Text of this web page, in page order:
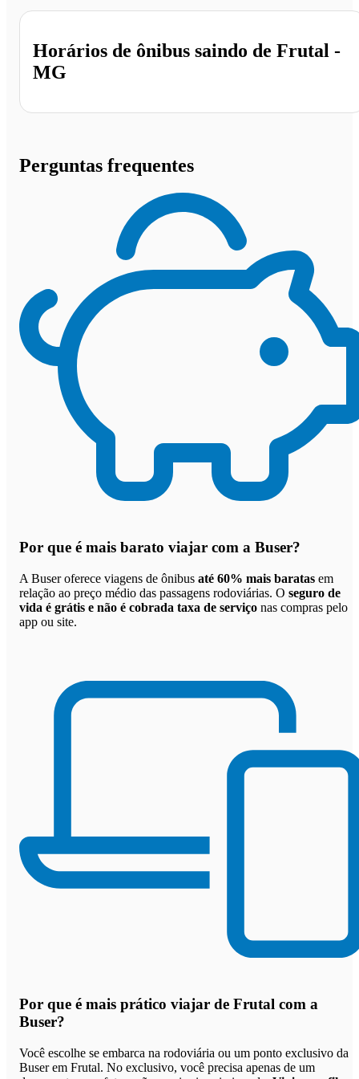
Horários de ônibus saindo de Frutal -
MG
Perguntas frequentes
Por que é mais barato viajar com a Buser?
A Buser oferece viagens de ônibus até 60% mais baratas em
relação ao preço médio das passagens rodoviárias. O seguro de
vida é grátis e não é cobrada taxa de serviço nas compras pelo
app ou site.
Por que é mais prático viajar de Frutal com a
Buser?
Você escolhe se embarca na rodoviária ou um ponto exclusivo da
Buser em Frutal. No exclusivo, você precisa apenas de um